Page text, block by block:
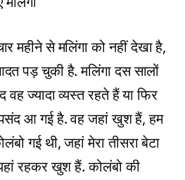
महीने से मलिंगा को नहीं देखा है,
पड़ चुकी है. मलिंगा दस सालों
ज्यादा व्यस्त रहते हैं या फिर
आ गई है. वह जहां खुश हैं, हम
गई थी, जहां मेरा तीसरा बेटा
रहकर खुश हैं. कोलंबो की